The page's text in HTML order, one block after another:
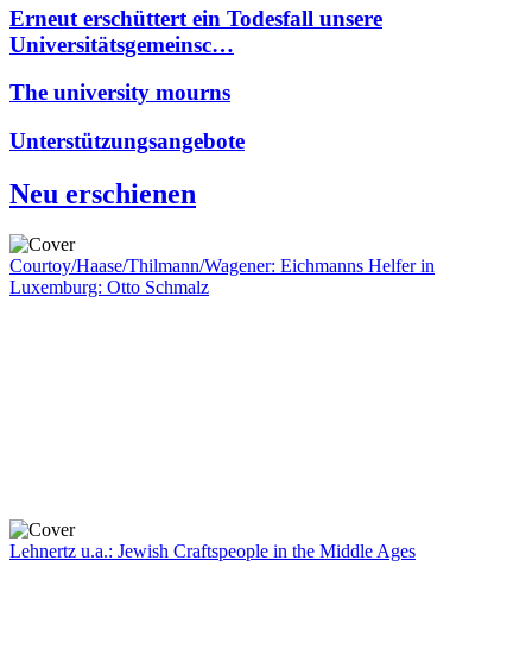
Erneut erschüttert ein Todesfall unsere
Universitätsgemeinsc…
The university mourns
Unterstützungsangebote
Neu erschienen
Courtoy/Haase/Thilmann/Wagener: Eichmanns Helfer in
Luxemburg: Otto Schmalz
Lehnertz u.a.: Jewish Craftspeople in the Middle Ages